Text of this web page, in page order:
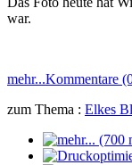
war.
mehr...Kommentare
zum Thema : Elkes